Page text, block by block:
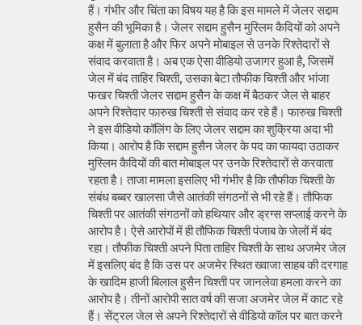
हैं। गंभीर और चिंता का विषय यह है कि इस मामले में जेलर सद्दाम
हुसैन की भूमिका है। जेलर सद्दाम हुसैन मुस्लिम कैदियों को अपने
कक्ष में बुलाता है और फिर अपने मोबाइल से उनके रिश्तेदारों से
संवाद करवाता है। अब एक ऐसा वीडियो उजागर हुआ है, जिसमें
जेल में बंद ताहिर चिश्ती, उसका बेटा तौफीक चिश्ती और भांजा
फखर चिश्ती जेलर सद्दाम हुसैन के कक्ष में बैठकर जेल से बाहर
अपने रिश्तेदार फारुख चिश्ती से संवाद कर रहे हैं। फारुख चिश्ती
ने इस वीडियो कॉलिंग के लिए जेलर सद्दाम का शुक्रिया अदा भी
किया। आरोप है कि सद्दाम हुसैन जेलर के पद का फायदा उठाकर
मुस्लिम कैदियों की बात मोबाइल पर उनके रिश्तेदारों से करवाता
रहता है। ताजा मामला इसलिए भी गंभीर है कि तौफीक चिश्ती के
संबंध बब्बर खालसा जैसे आतंकी संगठनों से भी रहे हैं। तौफिक
चिश्ती पर आतंकी संगठनों को हथियार और ड्रग्स सप्लाई करने के
आरोप है। ऐसे आरोपों में ही तौफिक चिश्ती पंजाब के जेलों में बंद
रहा। तौफीक चिश्ती अपने पिता ताहिर चिश्ती के साथ अजमेर जेल
में इसलिए बंद है कि उस पर अजमेर स्थित ख्वाजा साहब की दरगाह
के खादिम हाजी बिलाल हुसैन चिश्ती पर जानलेवा हमला करने का
आरोप है। तीनों आरोपी सात वर्ष की सजा अजमेर जेल में काट रहे
हैं। सेंट्रल जेल से अपने रिश्तेदारों से वीडियो कॉल पर बात करने